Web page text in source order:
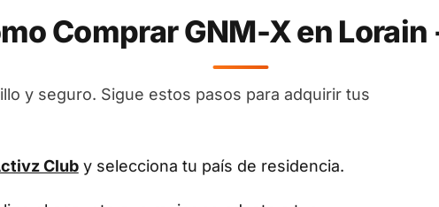
Comprar GNM-X en Lorain
y seguro. Sigue estos pasos para adquirir tus
Cluby selecciona tu país de residencia.